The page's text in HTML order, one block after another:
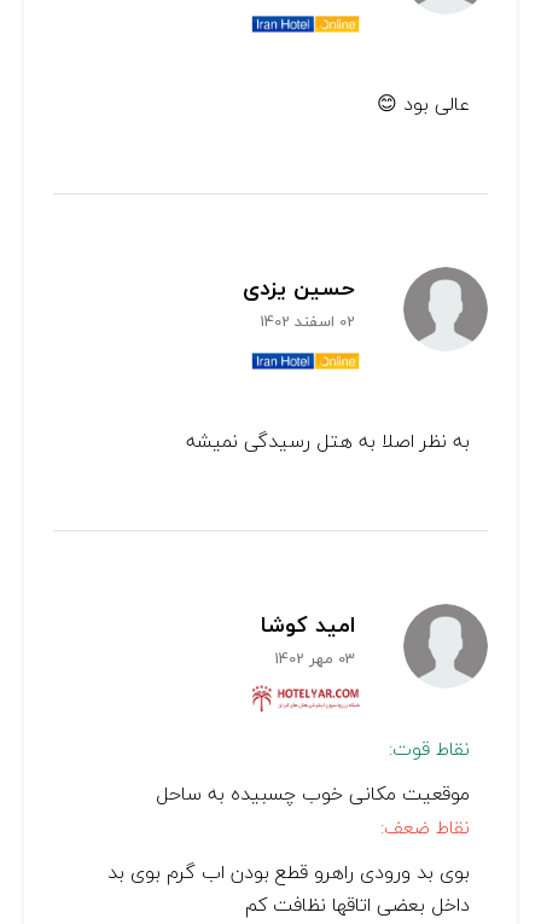
عالی بود 😊
حسین یزدی
02 اسفند 1402
به نظر اصلا به هتل رسیدگی نمیشه
امید کوشا
03 مهر 1402
نقاط قوت:
موقعیت مکانی خوب چسبیده به ساحل
نقاط ضعف:
بوی بد ورودی راهرو قطع بودن اب گرم بوی بد
داخل بعضی اتاقها نظافت کم